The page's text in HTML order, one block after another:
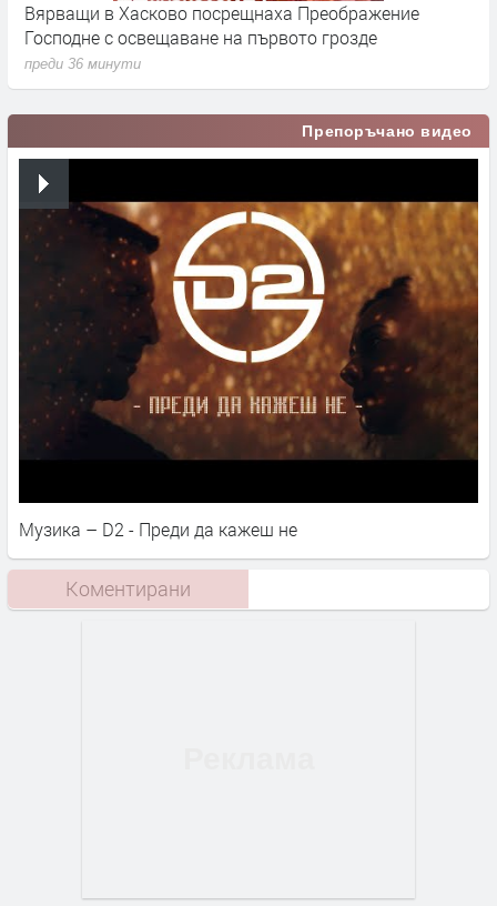
Вярващи в Хасково посрещнаха Преображение
Господне с освещаване на първото грозде
преди 36 минути
Препоръчано видео
Музика – D2 - Преди да кажеш не
Коментирани